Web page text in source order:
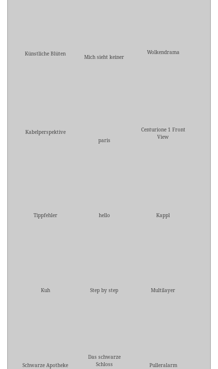
Künstliche Blüten Mich sieht keiner
Wolkendrama
Kabelperspektive
paris
Centurione 1 Front
View
Tippfehler hello Kappl
Kuh Step by step Multilayer
Schwarze Apotheke
Das schwarze
Schloss
Pulleralarm